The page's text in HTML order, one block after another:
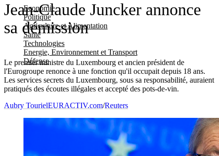
Economie
Politique
Agriculture et Alimentation
Santé
Technologies
Energie, Environnement et Transport
Défense
Jean-Claude Juncker annonce
sa démission
Le premier ministre du Luxembourg et ancien président de
l'Eurogroupe renonce à une fonction qu'il occupait depuis 18 ans.
Les services secrets du Luxembourg, sous sa responsabilité, auraient
pratiqués des écoutes illégales et accepté des pots-de-vin.
Aubry TourielEURACTIV.com/Reuters